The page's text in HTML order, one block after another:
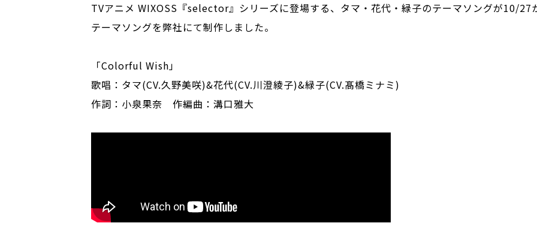
TVアニメ WIXOSS『selector』シリーズに登場する、タマ・花代・緑子のテーマソングが10/27
テーマソングを弊社にて制作しました。
「Colorful Wish」
歌唱：タマ(CV.久野美咲)&花代(CV.川澄綾子)&緑子(CV.髙橋ミナミ)
作詞：小泉果奈 作編曲：溝口雅大